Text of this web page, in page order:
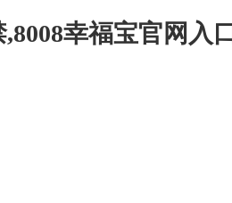
幸福宝官网入